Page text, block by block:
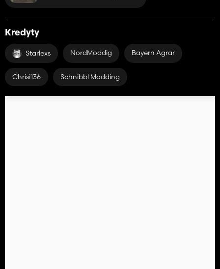
Kredyty
Starlexs NordModdig Bayern Agrar
Chrisi136 Schnibbl Modding